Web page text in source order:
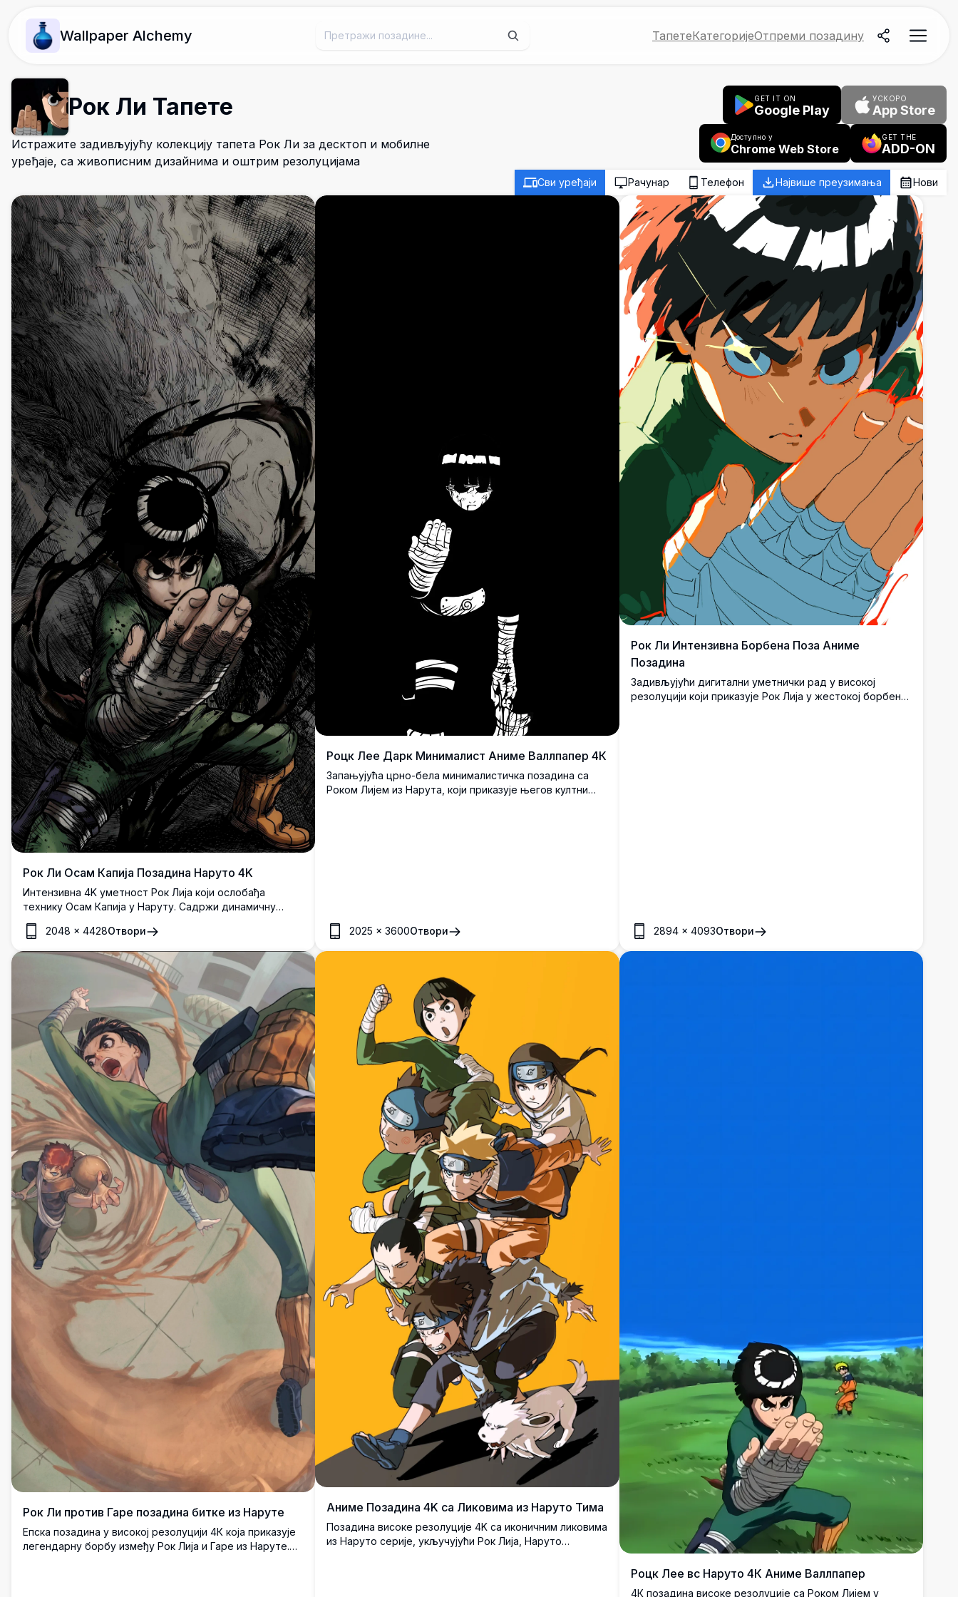
Wallpaper Alchemy ТапетеКатегоријеОтпреми позадину
Рок Ли Тапете
Истражите задивљујућу колекцију тапета Рок Ли за десктоп и мобилне
уређаје, са живописним дизайнима и оштрим резолуцијама
GET IT ON
Google Play
УСКОРО
App Store
Доступно у
Chrome Web Store
GET THE
ADD-ON
Сви уређаји Рачунар Телефон Највише преузимања Нови
Рок Ли Осам Капија Позадина Наруто 4K
Интензивна 4K уметност Рок Лија који ослобађа
технику Осам Капија у Наруту. Садржи динамичну
тамну енергију, борбом истрошен зелени комбинезон
и борбени став таиџуцуа са запањујућим детаљима у
високој резолуцији.
2048 × 4428Отвори
Роцк Лее Дарк Минималист Аниме Валлпапер 4К
Запањујућа црно-бела минималистичка позадина са
Роком Лијем из Нарута, који приказује његов култни
2025 ×3600Отвори
Рок Ли Интензивна Борбена Поза Аниме
Позадина
Задивљујући дигитални уметнички рад у високој
резолуцији који приказује Рок Лија у жестокој борбеној
2894× 4093Отвори
Рок Ли против Гаре позадина битке из Наруте
Епска позадина у високoj резолуцији 4К која приказује
легендарну борбу између Рок Лија и Гаре из Наруте.
Аниме Позадина 4K са Ликовима из Наруто Тима
Позадина високе резолуције 4K са иконичним ликовима
из Наруто серије, укључујући Рок Лија, Наруто
Роцк Лее вс Наруто 4К Аниме Валлпапер
4К позадина високе резолуције са Роком Лијем у